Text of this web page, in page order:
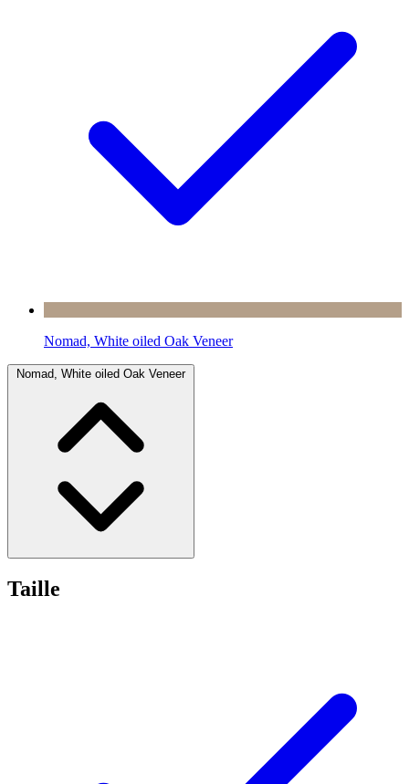
Nomad, White oiled Oak Veneer
Nomad, White oiled Oak Veneer
Taille